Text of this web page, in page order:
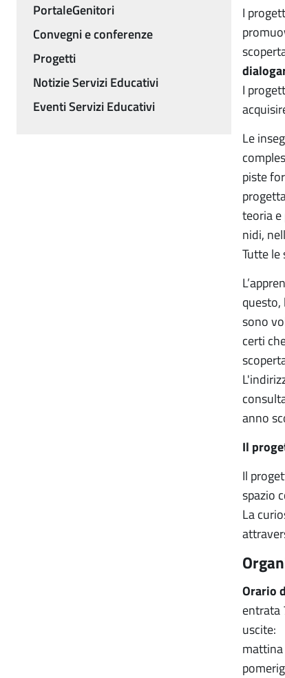
I
I
Le
piste
teoria
nidi,
Tutte
sono
certi
anno
Il
Il
spazio
La
Orario
entrata
uscite:
PortaleGenitori
Convegni e conferenze
Progetti
Notizie Servizi Educativi
Eventi Servizi Educativi